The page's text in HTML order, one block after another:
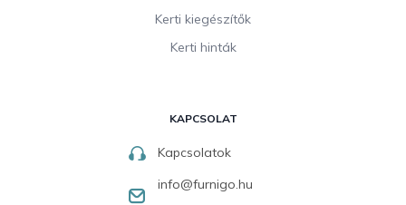
Kerti kiegészítők
Kerti hinták
KAPCSOLAT
Kapcsolatok
info@furnigo.hu